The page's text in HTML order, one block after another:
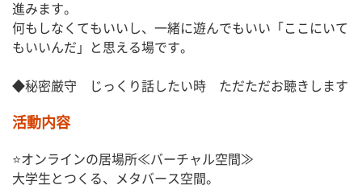
進みます。
何もしなくてもいいし、一緒に遊んでもいい「ここにいて
もいいんだ」と思える場です。
◆秘密厳守　じっくり話したい時　ただただお聴きします
活動内容
⭐オンラインの居場所≪バーチャル空間≫
大学生とつくる、メタバース空間。